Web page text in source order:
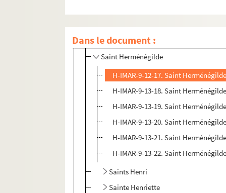
Dans le document :
H-IMAR-9-10-15. Sainte Hermione,
H-IMAR-9-11-16. Sainte Herluca, vierge
Saint Herménégilde
H-IMAR-9-12-17. Saint
H-IMAR-9-13-18. Saint
H-IMAR-9-13-19. Saint
H-IMAR-9-13-20. Saint
H-IMAR-9-13-21. Saint
H-IMAR-9-13-22. Saint
Saints Henri
Sainte Henriette